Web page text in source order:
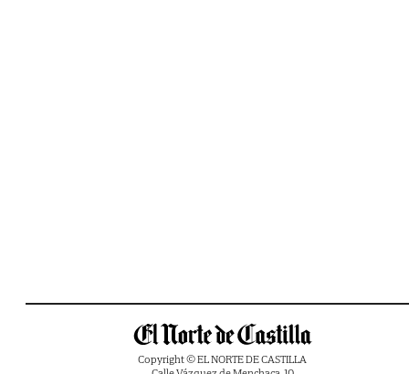
Copyright © EL NORTE DE CASTILLA